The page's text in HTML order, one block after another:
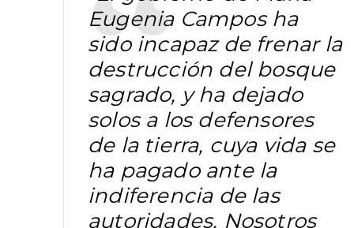
Eugenia Campos ha
sido incapaz de frenar la
destrucción del bosque
sagrado, y ha dejado
solos a los defensores
de la tierra, cuya vida se
ha pagado ante la
indiferencia de las
autoridades. Nosotros